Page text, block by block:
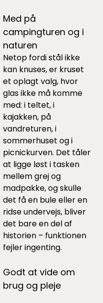
Med på
campingturen og i
naturen
Netop fordi stål ikke
kan knuses, er kruset
et oplagt valg, hvor
glas ikke må komme
med: i teltet, i
kajakken, på
vandreturen, i
sommerhuset og i
picnickurven. Det tåler
at ligge løst i tasken
mellem grej og
madpakke, og skulle
det få en bule eller en
ridse undervejs, bliver
det bare en del af
historien – funktionen
fejler ingenting.
Godt at vide om
brug og pleje